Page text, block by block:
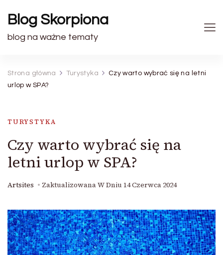
Blog Skorpiona
blog na ważne tematy
Strona główna Turystyka
Czy warto wybrać się na letni
urlop w SPA?
TURYSTYKA
Czy warto wybrać się na
letni urlop w SPA?
Artsites Zaktualizowana W Dniu 14 Czerwca 2024